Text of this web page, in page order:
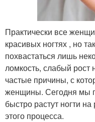
Практически все
красивых ногтях , но
похвастаться лишь
ломкость, слабый
частые причины, с
женщины. Сегодня мы
быстро растут ногти на
этого процесса.